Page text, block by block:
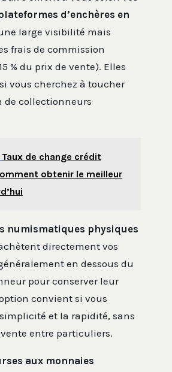
d’enchères en
large visibilité mais
frais de commission
% du prix de vente). Elles
vous cherchez à toucher
collectionneurs
Taux de change crédit
obtenir le meilleur
numismatiques physiques
directement vos
en dessous du
pour conserver leur
convient si vous
et la rapidité, sans
entre particuliers.
aux monnaies